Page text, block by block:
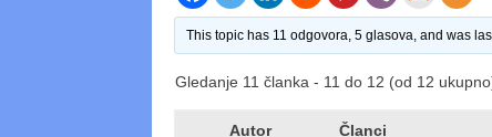
This topic has 11 odgovora, 5 glasova, and was
Gledanje 11 članka - 11 do 12 (od 12
Autor Članci